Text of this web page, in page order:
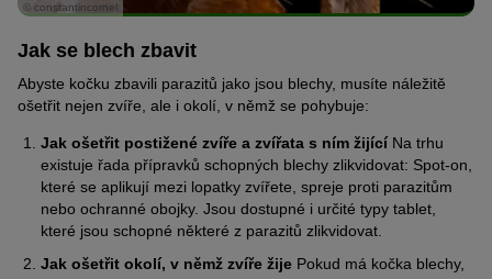
© constantincornel
Jak se blech zbavit
Abyste kočku zbavili parazitů jako jsou blechy, musíte náležitě
ošetřit nejen zvíře, ale i okolí, v němž se pohybuje:
Jak ošetřit postižené zvíře a zvířata s ním žijící Na trhu
existuje řada přípravků schopných blechy zlikvidovat: Spot-on,
které se aplikují mezi lopatky zvířete, spreje proti parazitům
nebo ochranné obojky. Jsou dostupné i určité typy tablet,
které jsou schopné některé z parazitů zlikvidovat.
Jak ošetřit okolí, v němž zvíře žije Pokud má kočka blechy,